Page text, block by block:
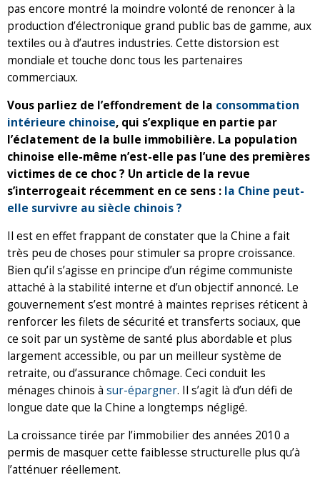
pas encore montré la moindre volonté de renoncer à la
production d’électronique grand public bas de gamme, aux
textiles ou à d’autres industries. Cette distorsion est
mondiale et touche donc tous les partenaires
commerciaux.
Vous parliez de l’effondrement de la consommation
intérieure chinoise, qui s’explique en partie par
l’éclatement de la bulle immobilière. La population
chinoise elle-même n’est-elle pas l’une des premières
victimes de ce choc ? Un article de la revue
s’interrogeait récemment en ce sens : la Chine peut-
elle survivre au siècle chinois ?
Il est en effet frappant de constater que la Chine a fait
très peu de choses pour stimuler sa propre croissance.
Bien qu’il s’agisse en principe d’un régime communiste
attaché à la stabilité interne et d’un objectif annoncé. Le
gouvernement s’est montré à maintes reprises réticent à
renforcer les filets de sécurité et transferts sociaux, que
ce soit par un système de santé plus abordable et plus
largement accessible, ou par un meilleur système de
retraite, ou d’assurance chômage. Ceci conduit les
ménages chinois à sur-épargner. Il s’agit là d’un défi de
longue date que la Chine a longtemps négligé.
La croissance tirée par l’immobilier des années 2010 a
permis de masquer cette faiblesse structurelle plus qu’à
l’atténuer réellement.